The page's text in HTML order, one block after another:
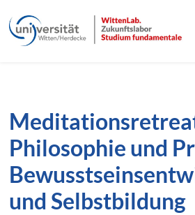
schließen
Philosophie und
und Selbstbildung